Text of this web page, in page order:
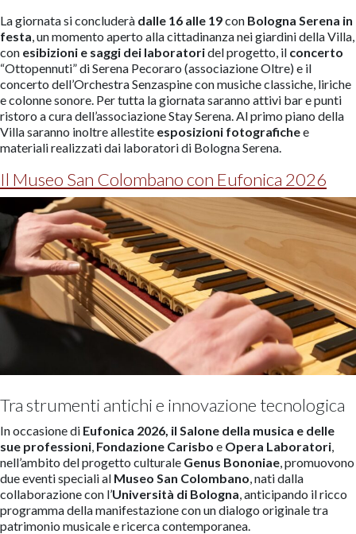
La giornata si concluderà dalle 16 alle 19con Bologna Serena in
festa, un momento aperto alla cittadinanza nei giardini della Villa,
con esibizioni e saggi dei laboratoridel progetto, il concerto
“Ottopennuti” di Serena Pecoraro (associazione Oltre) e il
concerto dell’Orchestra Senzaspine con musiche classiche, liriche
e colonne sonore. Per tutta la giornata saranno attivi bar e punti
ristoro a cura dell’associazione Stay Serena. Al primo piano della
Villa saranno inoltre allestite esposizioni fotografichee
materiali realizzati dai laboratori di Bologna Serena.
Il Museo San Colombano con Eufonica 2026
Tra strumenti antichi e innovazione tecnologica
In occasione di Eufonica 2026, il Salone della musica e delle
sue professioni, Fondazione Carisbo e Opera Laboratori,
nell’ambito del progetto culturale Genus Bononiae, promuovono
due eventi speciali al Museo San Colombano, nati dalla
collaborazione con l’Università di Bologna, anticipando il ricco
programma della manifestazione con un dialogo originale tra
patrimonio musicale e ricerca contemporanea.